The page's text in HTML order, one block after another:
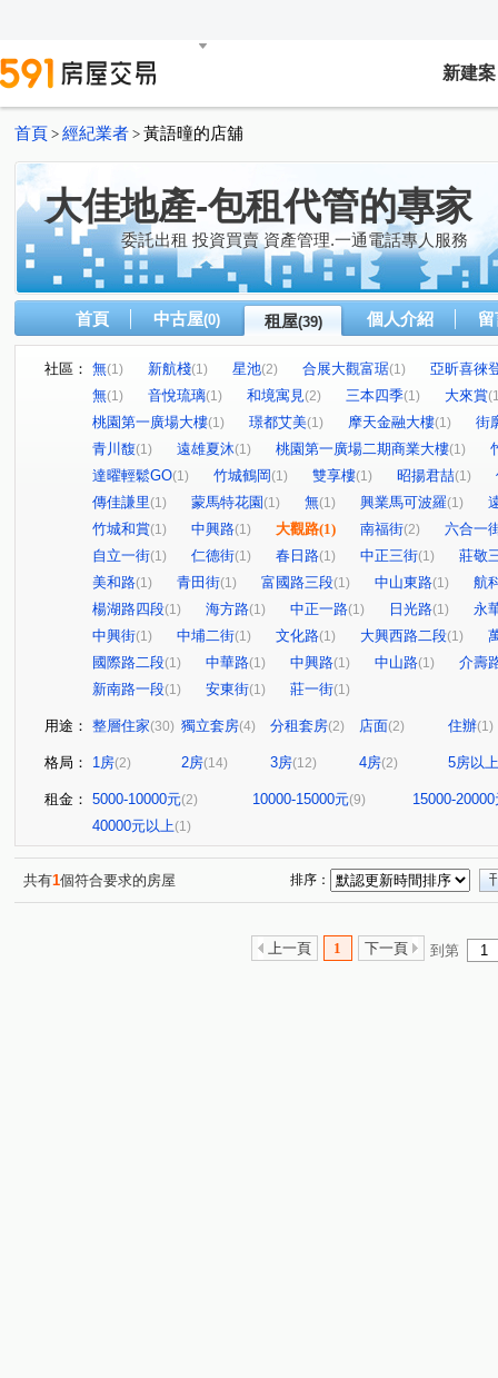
新建案
首頁 > 經紀業者 > 黃語曈的店舖
大佳地產-包租代管的專家
委託出租 投資買賣 資產管理.一通電話專人服務
首頁 中古屋(0) 租屋(39) 個人介紹
社區： 無(1) 新航棧(1) 星池(2) 合展大觀富琚(1)
亞昕喜徠
無(1) 音悅琉璃(1) 和境寓見(2) 三本四季(1) 大來賞
桃園第一廣場大樓(1) 璟都艾美(1) 摩天金融大樓(1)
街
青川馥(1) 遠雄夏沐(1) 桃園第一廣場二期商業大樓(1)
達曜輕鬆GO(1) 竹城鶴岡 (1) 雙享樓(1) 昭揚君喆(1)
傳佳謙里(1) 蒙馬特花園 (1) 無(1) 興業馬可波羅(1)
竹城和賞(1) 中興路(1) 大觀路(1) 南福街(2)
六合一
自立一街(1) 仁德街(1) 春日路(1) 中正三街(1)
莊敬
美和路(1) 青田街(1) 富國路三段(1) 中山東路(1)
航
楊湖路四段(1) 海方路(1) 中正一路(1) 日光路(1)
永
中興街(1) 中埔二街(1) 文化路(1) 大興西路二段(1)
國際路二段(1) 中華路(1) 中興路(1) 中山路(1)
介壽
新南路一段(1) 安東街(1) 莊一街(1)
用途： 整層住家(30) 獨立套房(4) 分租套房(2) 店面(2) 住辦(1)
格局： 1房(2) 2房(14) 3房(12) 4房(2) 5房以上
租金： 5000-10000元(2) 10000-15000元(9)
15000-20000
40000元以上(1)
共有1個符合要求的房屋 排序：
上一頁 1 下一頁 到第